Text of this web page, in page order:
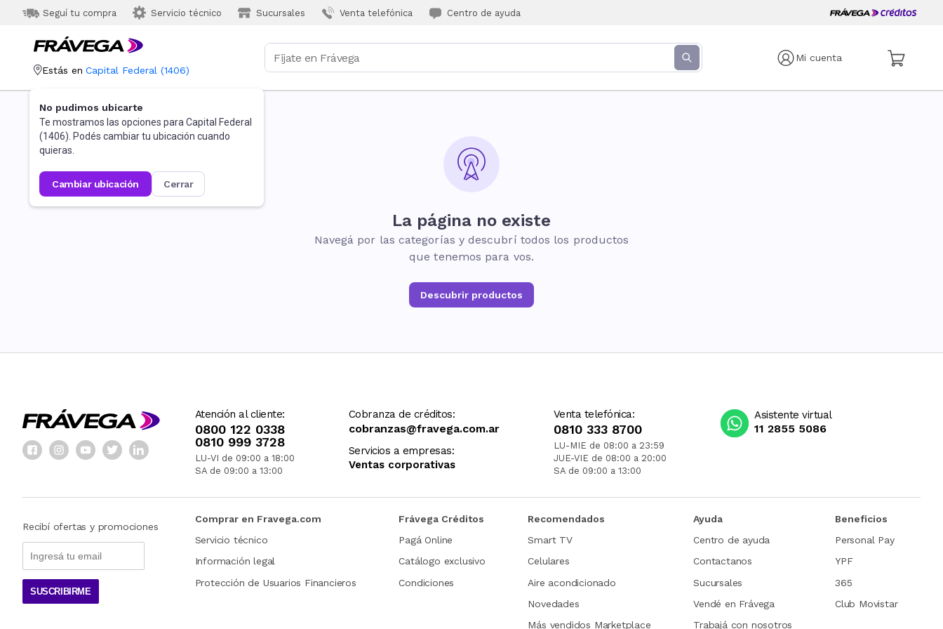
Seguí tu compra Servicio técnico Sucursales Venta telefónica Centro de ayuda
Mi cuenta
Estás en Capital Federal (1406)
No pudimos ubicarte
Te mostramos las opciones para Capital Federal
(1406). Podés cambiar tu ubicación cuando
quieras.
cambiar ubicación cerrar
La página no existe
Navegá por las categorías y descubrí todos los productos
que tenemos para vos.
Descubrir productos
Atención al cliente:
0800 122 0338
0810 999 3728
LU-VI de 09:00 a 18:00
SA de 09:00 a 13:00
Cobranza de créditos:
cobranzas@fravega.com.ar
Servicios a empresas:
Ventas corporativas
Venta telefónica:
0810 333 8700
LU-MIE de 08:00 a 23:59
JUE-VIE de 08:00 a 20:00
SA de 09:00 a 13:00
Asistente virtual
11 2855 5086
Recibí ofertas y promociones
SUSCRIBIRME
Comprar en Fravega.com
Servicio técnico
Información legal
Protección de Usuarios Financieros
Frávega Créditos
Pagá Online
Catálogo exclusivo
Condiciones
Recomendados
Smart TV
Celulares
Aire acondicionado
Novedades
Más vendidos Marketplace
Ayuda
Centro de ayuda
Contactanos
Sucursales
Vendé en Frávega
Trabajá con nosotros
Beneficios
Personal Pay
YPF
365
Club Movistar